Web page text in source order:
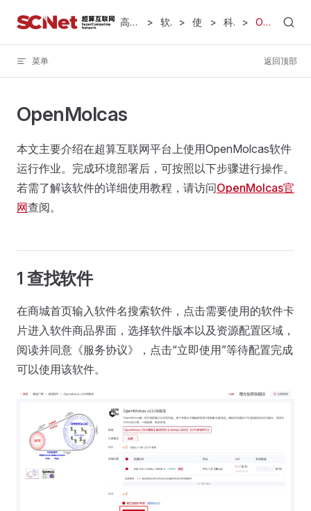
Skip to content 高性能计算服务 > 软件专区 > > 科学计算 > OpenMolcas
菜单 返回顶部
OpenMolcas
本文主要介绍在超算互联网平台上使用OpenMolcas软件
运行作业。完成环境部署后，可按照以下步骤进行操作。
若需了解该软件的详细使用教程，请访问OpenMolcas官
网查阅。
1 查找软件
在商城首页输入软件名搜索软件，点击需要使用的软件卡
片进入软件商品界面，选择软件版本以及资源配置区域，
阅读并同意《服务协议》，点击“立即使用”等待配置完成
可以使用该软件。